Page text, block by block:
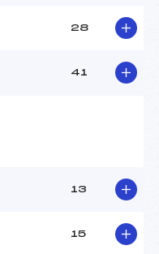
28
41
13
15